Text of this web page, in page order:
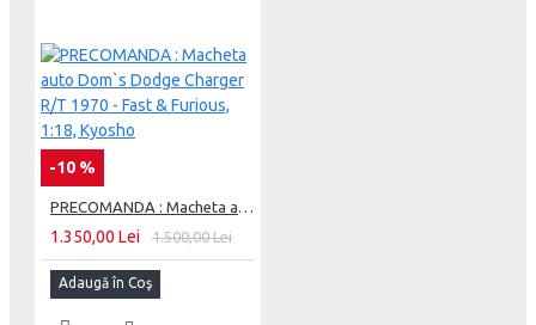
-10 %
1.350,00 Lei 1.500,00 Lei
Adaugă în Coş